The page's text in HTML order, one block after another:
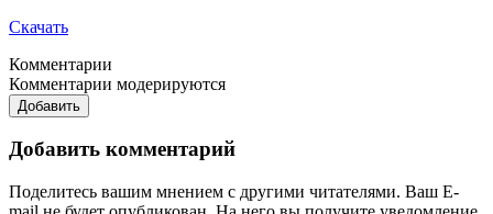
Скачать
Комментарии
Комментарии модерируются
Добавить
Добавить комментарий
Поделитесь вашим мнением с другими читателями. Ваш E-